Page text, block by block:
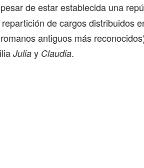
de estar establecida una
de cargos distribuidos
antiguos más
Julia y Claudia.